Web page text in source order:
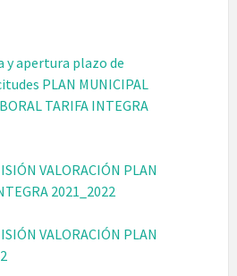
y apertura plazo de
PLAN MUNICIPAL
TARIFA INTEGRA
VALORACIÓN PLAN
2021_2022
VALORACIÓN PLAN